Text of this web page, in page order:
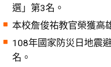
選」第3名。
本校詹俊祐教官榮獲高
108年國家防災日地震
名。